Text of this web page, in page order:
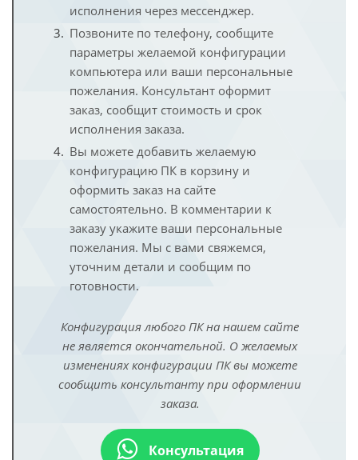
исполнения через мессенджер.
Позвоните по телефону, сообщите
параметры желаемой конфигурации
компьютера или ваши персональные
пожелания. Консультант оформит
заказ, сообщит стоимость и срок
исполнения заказа.
Вы можете добавить желаемую
конфигурацию ПК в корзину и
оформить заказ на сайте
самостоятельно. В комментарии к
заказу укажите ваши персональные
пожелания. Мы с вами свяжемся,
уточним детали и сообщим по
готовности.
Конфигурация любого ПК на нашем сайте
не является окончательной. О желаемых
изменениях конфигурации ПК вы можете
сообщить консультанту при оформлении
заказа.
Консультация